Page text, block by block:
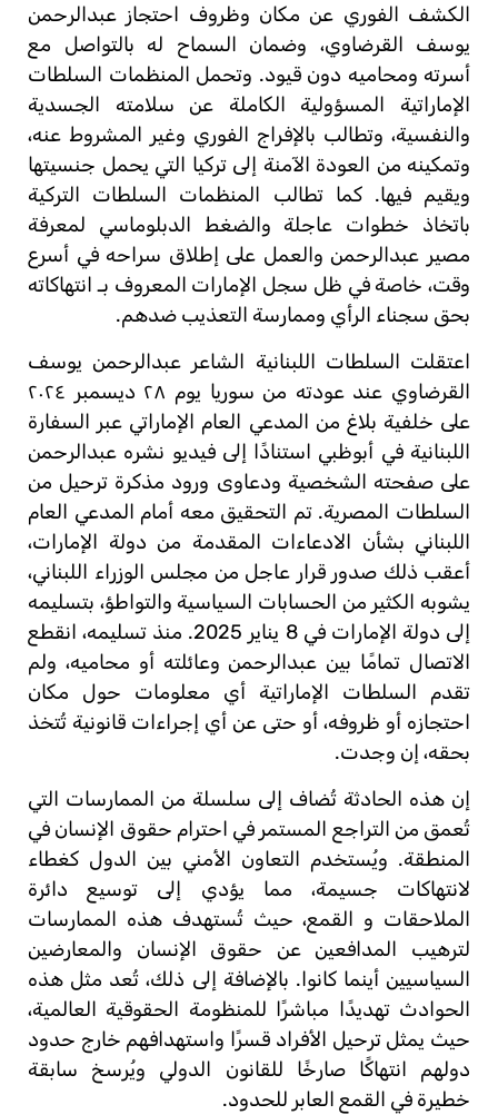
الكشف الفوري عن مكان وظروف احتجاز عبدالرحمن
يوسف القرضاوي، وضمان السماح له بالتواصل مع
أسرته ومحاميه دون قيود. وتحمل المنظمات السلطات
الإماراتية المسؤولية الكاملة عن سلامته الجسدية
والنفسية، وتطالب بالإفراج الفوري وغير المشروط عنه،
وتمكينه من العودة الآمنة إلى تركيا التي يحمل جنسيتها
ويقيم فيها. كما تطالب المنظمات السلطات التركية
باتخاذ خطوات عاجلة والضغط الدبلوماسي لمعرفة
مصير عبدالرحمن والعمل على إطلاق سراحه في أسرع
وقت، خاصة في ظل سجل الإمارات المعروف بـ انتهاكاته
بحق سجناء الرأي وممارسة التعذيب ضدهم.
اعتقلت السلطات اللبنانية الشاعر عبدالرحمن يوسف
القرضاوي عند عودته من سوريا يوم ٢٨ ديسمبر ٢٠٢٤
على خلفية بلاغ من المدعي العام الإماراتي عبر السفارة
اللبنانية في أبوظبي استنادًا إلى فيديو نشره عبدالرحمن
على صفحته الشخصية ودعاوى ورود مذكرة ترحيل من
السلطات المصرية. تم التحقيق معه أمام المدعي العام
اللبناني بشأن الادعاءات المقدمة من دولة الإمارات،
أعقب ذلك صدور قرار عاجل من مجلس الوزراء اللبناني،
يشوبه الكثير من الحسابات السياسية والتواطؤ، بتسليمه
إلى دولة الإمارات في 8 يناير 2025. منذ تسليمه، انقطع
الاتصال تمامًا بين عبدالرحمن وعائلته أو محاميه، ولم
تقدم السلطات الإماراتية أي معلومات حول مكان
احتجازه أو ظروفه، أو حتى عن أي إجراءات قانونية تُتخذ
بحقه، إن وجدت.
إن هذه الحادثة تُضاف إلى سلسلة من الممارسات التي
تُعمق من التراجع المستمر في احترام حقوق الإنسان في
المنطقة. ويُستخدم التعاون الأمني بين الدول كغطاء
لانتهاكات جسيمة، مما يؤدي إلى توسيع دائرة
الملاحقات و القمع، حيث تُستهدف هذه الممارسات
لترهيب المدافعين عن حقوق الإنسان والمعارضين
السياسيين أينما كانوا. بالإضافة إلى ذلك، تُعد مثل هذه
الحوادث تهديدًا مباشرًا للمنظومة الحقوقية العالمية،
حيث يمثل ترحيل الأفراد قسرًا واستهدافهم خارج حدود
دولهم انتهاكًا صارخًا للقانون الدولي ويُرسخ سابقة
خطيرة في القمع العابر للحدود.